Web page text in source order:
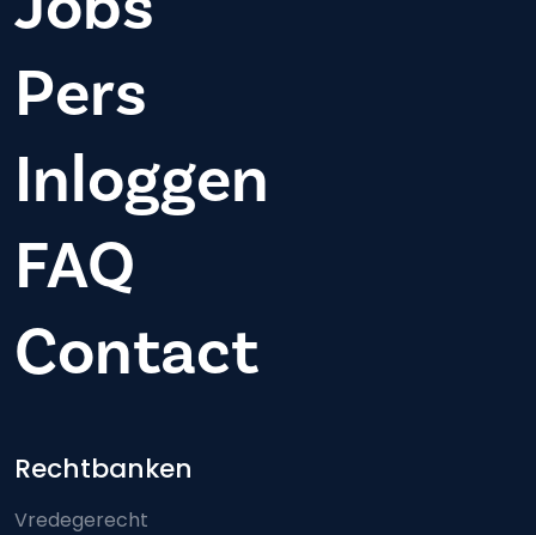
Pers
Inloggen
FAQ
Contact
Footer-menu
Rechtbanken
Vredegerecht